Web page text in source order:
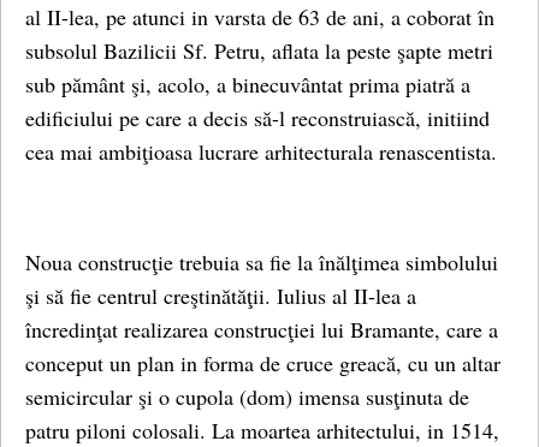
al II-lea, pe atunci in varsta de 63 de ani, a coborat în
subsolul Bazilicii Sf. Petru, aflata la peste şapte metri
sub pământ şi, acolo, a binecuvântat prima piatră a
edificiului pe care a decis să-l reconstruiască, initiind
cea mai ambiţioasa lucrare arhitecturala renascentista.
Noua construcţie trebuia sa fie la înălţimea simbolului
şi să fie centrul creştinătăţii. Iulius al II-lea a
încredinţat realizarea construcţiei lui Bramante, care a
conceput un plan in forma de cruce greacă, cu un altar
semicircular şi o cupola (dom) imensa susţinuta de
patru piloni colosali. La moartea arhitectului, in 1514,